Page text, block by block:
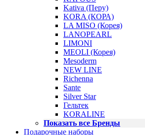
Kativa (Перу)
KORA (КОРА)
LA MISO (Корея)
LANOPEARL
LIMONI
MEOLI (Корея)
Mesoderm
NEW LINE
Richenna
Sante
Silver Star
Гельтек
KORALINE
Показать все Бренды
Подарочные наборы